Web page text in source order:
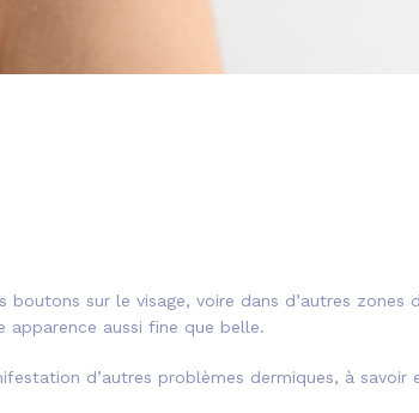
sur le visage, voire dans d’autres zones
apparence aussi fine que belle.
d’autres problèmes dermiques, à savoir